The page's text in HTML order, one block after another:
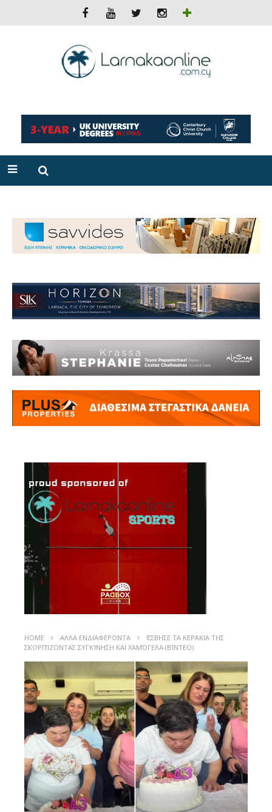
HOME ΑΛΛΑ ΕΝΔΙΑΦΕΡΟΝΤΑ
ΈΣΒΗΣΕ ΤΑ ΚΕΡΆΚΙΑ ΤΗΣ
ΣΚΟΡΠΊΖΟΝΤΑΣ ΣΥΓΚΊΝΗΣΗ ΚΑΙ ΧΑΜΌΓΕΛΑ (ΒΊΝΤΕΟ)